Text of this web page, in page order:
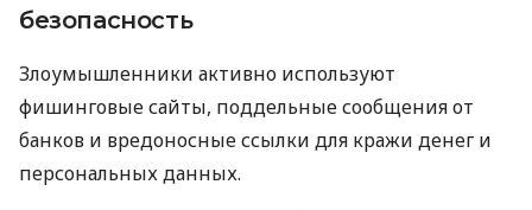
безопасность
Злоумышленники активно используют
фишинговые сайты, поддельные сообщения от
банков и вредоносные ссылки для кражи денег и
персональных данных.